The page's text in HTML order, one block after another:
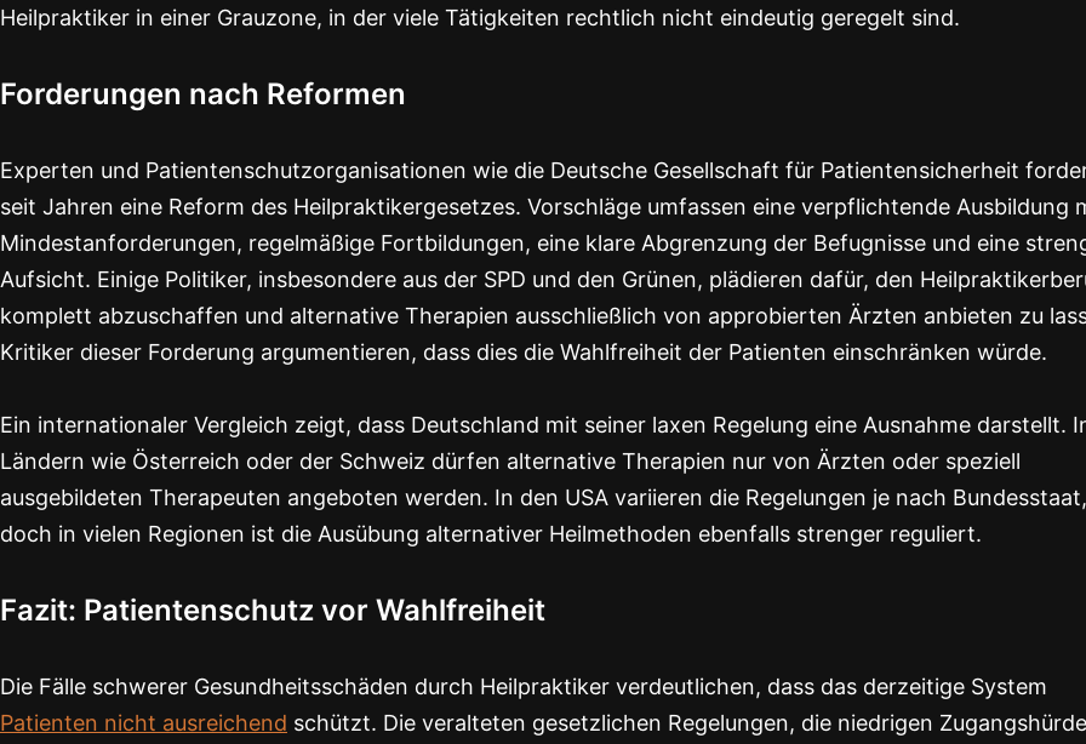
Heilpraktiker in einer Grauzone, in der viele Tätigkeiten rechtlich nicht eindeutig geregelt sind.
Forderungen nach Reformen
Experten und Patientenschutzorganisationen wie die Deutsche Gesellschaft für Patientensicherheit
seit Jahren eine Reform des Heilpraktikergesetzes. Vorschläge umfassen eine verpflichtende Ausbildung
Mindestanforderungen, regelmäßige Fortbildungen, eine klare Abgrenzung der Befugnisse und eine
Aufsicht. Einige Politiker, insbesondere aus der SPD und den Grünen, plädieren dafür, den
komplett abzuschaffen und alternative Therapien ausschließlich von approbierten Ärzten anbieten zu
Kritiker dieser Forderung argumentieren, dass dies die Wahlfreiheit der Patienten einschränken würde.
Ein internationaler Vergleich zeigt, dass Deutschland mit seiner laxen Regelung eine Ausnahme darstellt.
Ländern wie Österreich oder der Schweiz dürfen alternative Therapien nur von Ärzten oder speziell
ausgebildeten Therapeuten angeboten werden. In den USA variieren die Regelungen je nach Bundesstaat,
doch in vielen Regionen ist die Ausübung alternativer Heilmethoden ebenfalls strenger reguliert.
Fazit: Patientenschutz vor Wahlfreiheit
Die Fälle schwerer Gesundheitsschäden durch Heilpraktiker verdeutlichen, dass das derzeitige System
Patienten nicht ausreichend schützt. Die veralteten gesetzlichen Regelungen, die niedrigen